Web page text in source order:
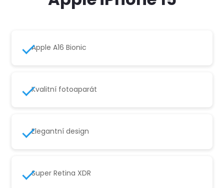
Apple A16 Bionic
Kvalitní fotoaparát
Elegantní design
Super Retina XDR